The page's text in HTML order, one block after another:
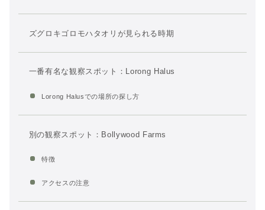
ズグロキゴロモハタオリが見られる時期
一番有名な観察スポット：Lorong Halus
Lorong Halusでの場所の探し方
別の観察スポット：Bollywood Farms
特徴
アクセスの注意